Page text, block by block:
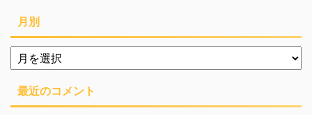
月別
月
別
最近のコメント